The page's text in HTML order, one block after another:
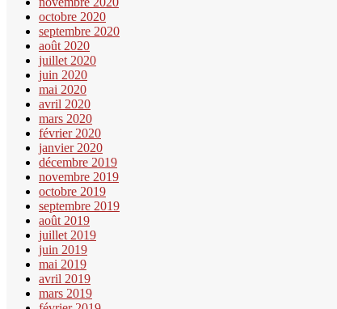
octobre 2020
septembre 2020
août 2020
juillet 2020
juin 2020
mai 2020
avril 2020
mars 2020
février 2020
janvier 2020
décembre 2019
novembre 2019
octobre 2019
septembre 2019
août 2019
juillet 2019
juin 2019
mai 2019
avril 2019
mars 2019